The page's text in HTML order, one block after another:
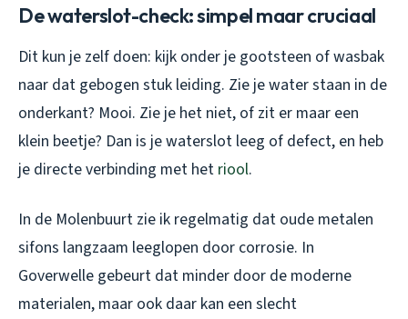
De waterslot-check: simpel maar cruciaal
Dit kun je zelf doen: kijk onder je gootsteen of wasbak
naar dat gebogen stuk leiding. Zie je water staan in de
onderkant? Mooi. Zie je het niet, of zit er maar een
klein beetje? Dan is je waterslot leeg of defect, en heb
je directe verbinding met het riool.
In de Molenbuurt zie ik regelmatig dat oude metalen
sifons langzaam leeglopen door corrosie. In
Goverwelle gebeurt dat minder door de moderne
materialen, maar ook daar kan een slecht